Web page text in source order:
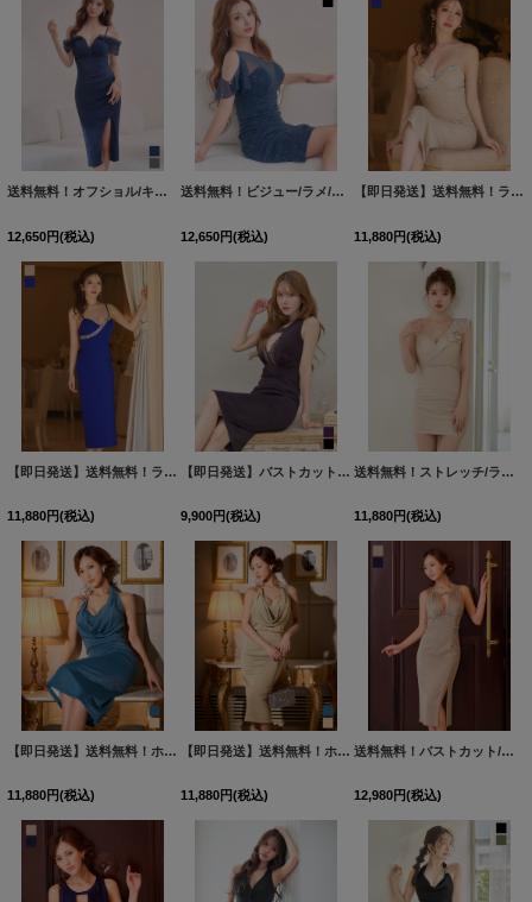
送料無料！オフショル/キャミソール/チュール/ラメ/ストレッチ/ギャザー/タイト/スリット/ミディアムドレス/キャバドレス【XS-Mサイズ/2カラー】[OF01]【SB】dzqgFV【予約商品/8月中旬発送予定】
12,650円(税込)
送料無料！ビジュー/ラメ/ストレッチ/ワンショル/チュール袖/サイドスリット/谷間見せ/ミディアムドレス/キャバドレス【XS-Mサイズ/2カラー】[OF01]【SB】dzjsFV【予約商品/8月中旬発送予定】
12,650円(税込)
【即日発送】送料無料！ラメ生地/ビジュー/アシンメトリー/キャミソール/ストレッチ/谷間見せ/背中見せ/タイト/ミディアム/キャバドレス【S-Mサイズ/2カラー】[OF01]【SB】dzwuFV
11,880円(税込)
【即日発送】送料無料！ラメ生地/ビジュー/アシンメトリー/キャミソール/ストレッチ/谷間見せ/背中見せ/タイト/ミディアム/キャバドレス【S-Mサイズ/2カラー】[OF01]【SB】dzwuFV
11,880円(税込)
【即日発送】バストカットビジュータイトミディアムドレス/キャバドレス【S-Mサイズ/2カラー】[OF03]
9,900円(税込)
送料無料！ストレッチ/ラメ/ワンショルダー/フリル/ビジュー/ミニドレス/キャバドレス【XS-Mサイズ/1カラー】[OF01]【SB】dzwCA
11,880円(税込)
【即日発送】送料無料！ホルターネック/ドレープ/ラメ/無地/ストレッチ/タイト/セットアップ/ミディアムドレス/キャバドレス【S-Mサイズ/2カラー】[OF03]【YN】dzwsFV
11,880円(税込)
【即日発送】送料無料！ホルターネック/ドレープ/ラメ/無地/ストレッチ/タイト/セットアップ/ミディアムドレス/キャバドレス【S-Mサイズ/2カラー】[OF03]【YN】dzwsFV
11,880円(税込)
送料無料！バストカット/ラメ生地ノースリーブ/ビジュー/サイドスリット/タイト/ミディアムドレス/キャバドレス【S-Mサイズ/2カラー】[OF03]【YN】dzqsFV
12,980円(税込)